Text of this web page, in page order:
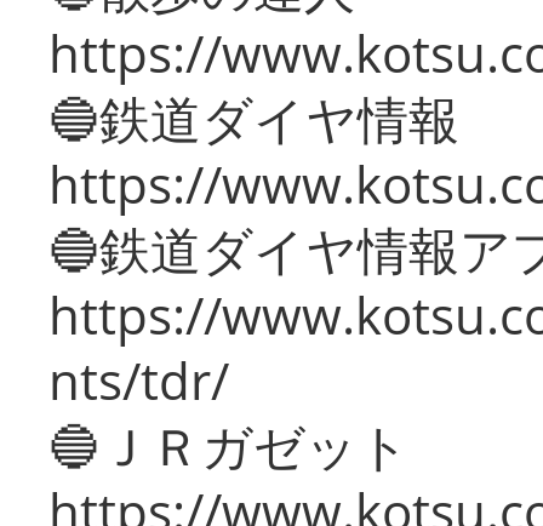
https://
🔵鉄道ダイヤ情報
https://
🔵鉄道ダイヤ情報ア
https://
nts/tdr/
🔵ＪＲガゼット
https://